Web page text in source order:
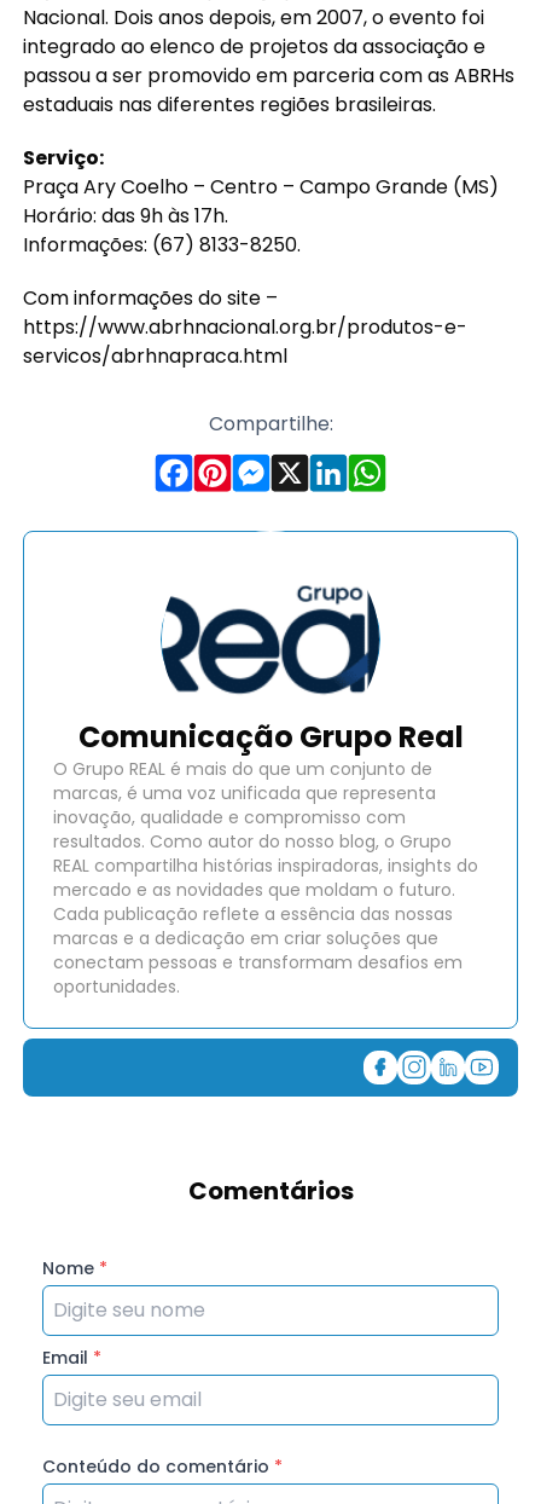
Nacional. Dois anos depois, em 2007, o evento foi
integrado ao elenco de projetos da associação e
passou a ser promovido em parceria com as ABRHs
estaduais nas diferentes regiões brasileiras.
Serviço:
Praça Ary Coelho – Centro – Campo Grande (MS)
Horário: das 9h às 17h.
Informações: (67) 8133-8250.
Com informações do site –
https://www.abrhnacional.org.br/produtos-e-
servicos/abrhnapraca.html
Compartilhe:
Comunicação Grupo Real
O Grupo REAL é mais do que um conjunto de
marcas, é uma voz unificada que representa
inovação, qualidade e compromisso com
resultados. Como autor do nosso blog, o Grupo
REAL compartilha histórias inspiradoras, insights do
mercado e as novidades que moldam o futuro.
Cada publicação reflete a essência das nossas
marcas e a dedicação em criar soluções que
conectam pessoas e transformam desafios em
oportunidades.
Comentários
Nome *
Email *
Conteúdo do comentário *